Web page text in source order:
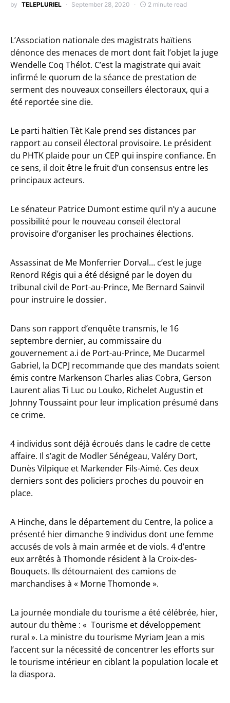
by TELEPLURIEL September 28, 2020 2 minute read
L’Association nationale des magistrats haïtiens
dénonce des menaces de mort dont fait l’objet la juge
Wendelle Coq Thélot. C’est la magistrate qui avait
infirmé le quorum de la séance de prestation de
serment des nouveaux conseillers électoraux, qui a
été reportée sine die.
Le parti haïtien Tèt Kale prend ses distances par
rapport au conseil électoral provisoire. Le président
du PHTK plaide pour un CEP qui inspire confiance. En
ce sens, il doit être le fruit d’un consensus entre les
principaux acteurs.
Le sénateur Patrice Dumont estime qu’il n’y a aucune
possibilité pour le nouveau conseil électoral
provisoire d’organiser les prochaines élections.
Assassinat de Me Monferrier Dorval… c’est le juge
Renord Régis qui a été désigné par le doyen du
tribunal civil de Port-au-Prince, Me Bernard Sainvil
pour instruire le dossier.
Dans son rapport d’enquête transmis, le 16
septembre dernier, au commissaire du
gouvernement a.i de Port-au-Prince, Me Ducarmel
Gabriel, la DCPJ recommande que des mandats soient
émis contre Markenson Charles alias Cobra, Gerson
Laurent alias Ti Luc ou Louko, Richelet Augustin et
Johnny Toussaint pour leur implication présumé dans
ce crime.
4 individus sont déjà écroués dans le cadre de cette
affaire. Il s’agit de Modler Sénégeau, Valéry Dort,
Dunès Vilpique et Markender Fils-Aimé. Ces deux
derniers sont des policiers proches du pouvoir en
place.
A Hinche, dans le département du Centre, la police a
présenté hier dimanche 9 individus dont une femme
accusés de vols à main armée et de viols. 4 d’entre
eux arrêtés à Thomonde résident à la Croix-des-
Bouquets. Ils détournaient des camions de
marchandises à « Morne Thomonde ».
La journée mondiale du tourisme a été célébrée, hier,
autour du thème : « Tourisme et développement
rural ». La ministre du tourisme Myriam Jean a mis
l’accent sur la nécessité de concentrer les efforts sur
le tourisme intérieur en ciblant la population locale et
la diaspora.